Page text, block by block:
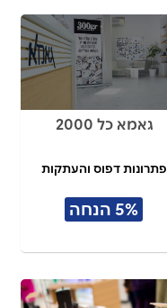
גאמא כל 2000
פתרונות דפוס והעתקות
5% הנחה